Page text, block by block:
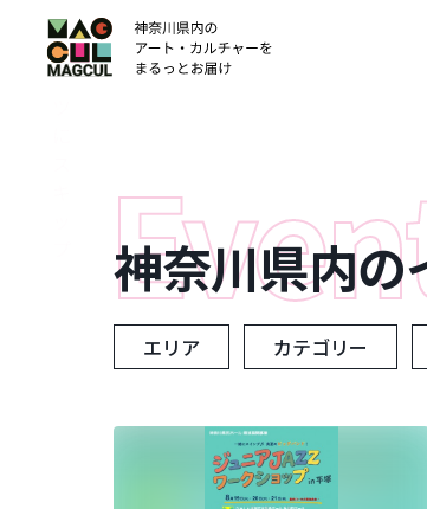
ン
テ
ン
神奈川県内の
エリア カテゴリー